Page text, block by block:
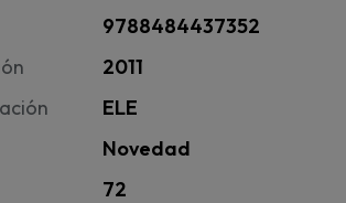
9788484437352
2011
ELE
Novedad
72